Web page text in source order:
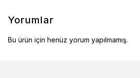
Yorumlar
Bu ürün için henüz yorum yapılmamış.